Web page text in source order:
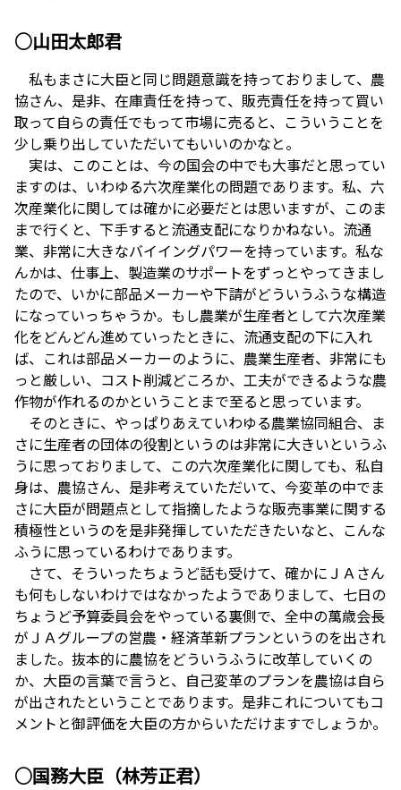
○山田太郎君
私もまさに大臣と同じ問題意識を持っておりまして、農
協さん、是非、在庫責任を持って、販売責任を持って買い
取って自らの責任でもって市場に売ると、こういうことを
少し乗り出していただいてもいいのかなと。
実は、このことは、今の国会の中でも大事だと思ってい
ますのは、いわゆる六次産業化の問題であります。私、六
次産業化に関しては確かに必要だとは思いますが、このま
まで行くと、下手すると流通支配になりかねない。流通
業、非常に大きなバイイングパワーを持っています。私な
んかは、仕事上、製造業のサポートをずっとやってきまし
たので、いかに部品メーカーや下請がどういうふうな構造
になっていっちゃうか。もし農業が生産者として六次産業
化をどんどん進めていったときに、流通支配の下に入れ
ば、これは部品メーカーのように、農業生産者、非常にも
っと厳しい、コスト削減どころか、工夫ができるような農
作物が作れるのかということまで至ると思っています。
そのときに、やっぱりあえていわゆる農業協同組合、ま
さに生産者の団体の役割というのは非常に大きいというふ
うに思っておりまして、この六次産業化に関しても、私自
身は、農協さん、是非考えていただいて、今変革の中でま
さに大臣が問題点として指摘したような販売事業に関する
積極性というのを是非発揮していただきたいなと、こんな
ふうに思っているわけであります。
さて、そういったちょうど話も受けて、確かにＪＡさん
も何もしないわけではなかったようでありまして、七日の
ちょうど予算委員会をやっている裏側で、全中の萬歳会長
がＪＡグループの営農・経済革新プランというのを出され
ました。抜本的に農協をどういうふうに改革していくの
か、大臣の言葉で言うと、自己変革のプランを農協は自ら
が出されたということであります。是非これについてもコ
メントと御評価を大臣の方からいただけますでしょうか。
○国務大臣（林芳正君）